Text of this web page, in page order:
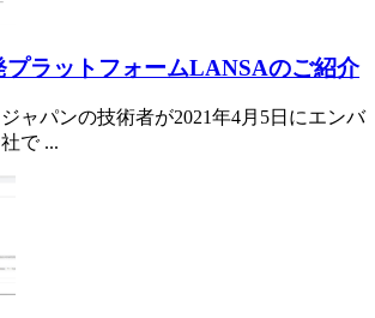
プラットフォームLANSAのご紹介
ャパンの技術者が2021年4月5日にエンバ
で ...